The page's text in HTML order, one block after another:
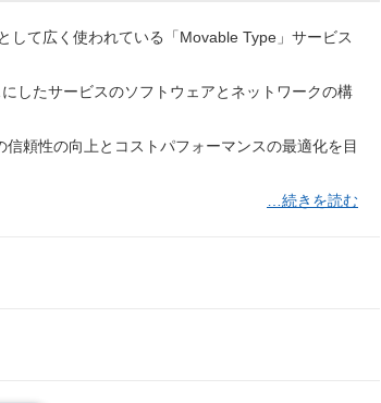
して広く使われている「Movable Type」サービス
したサービスのソフトウェアとネットワークの構
頼性の向上とコストパフォーマンスの最適化を目
…続きを読む